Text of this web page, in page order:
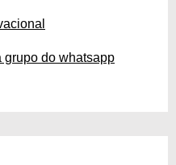
grupo do whatsapp